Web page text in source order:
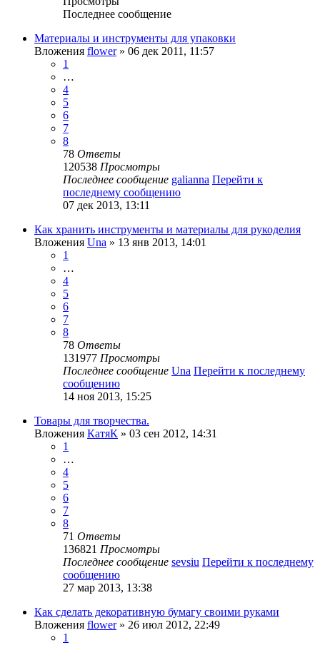
Последнее сообщение
Материалы и инструменты для упаковки
Вложения flower» 06 дек 2011, 11:57
1
…
4
5
6
7
8
78 Ответы
120538 Просмотры
Последнее сообщение galianna Перейти к
последнему сообщению
07 дек 2013, 13:11
Как хранить инструменты и материалы для рукоделия
Вложения Una » 13 янв 2013, 14:01
1
…
4
5
6
7
8
78 Ответы
131977 Просмотры
Последнее сообщение Una Перейти к последнему
сообщению
14 ноя 2013, 15:25
Товары для творчества.
Вложения КатяК » 03 сен 2012, 14:31
1
…
4
5
6
7
8
71 Ответы
136821 Просмотры
Последнее сообщение sevsiu Перейти к последнему
сообщению
27 мар 2013, 13:38
Как сделать декоративную бумагу своими руками
Вложения flower» 26 июл 2012, 22:49
1